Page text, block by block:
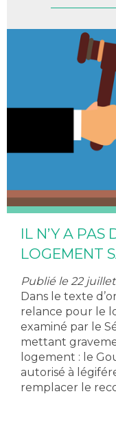
IL N’Y A PAS
LOGEMENT
Publié le 22
Dans le texte
relance pour le
examiné par le
mettant
logement : le
autorisé à
remplacer le